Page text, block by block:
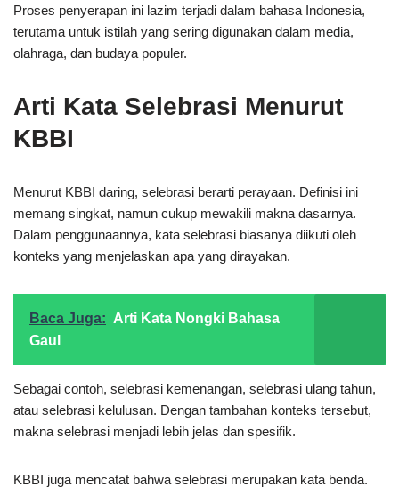
Proses penyerapan ini lazim terjadi dalam bahasa Indonesia,
terutama untuk istilah yang sering digunakan dalam media,
olahraga, dan budaya populer.
Arti Kata Selebrasi Menurut
KBBI
Menurut KBBI daring, selebrasi berarti perayaan. Definisi ini
memang singkat, namun cukup mewakili makna dasarnya.
Dalam penggunaannya, kata selebrasi biasanya diikuti oleh
konteks yang menjelaskan apa yang dirayakan.
Baca Juga: Arti Kata Nongki Bahasa
Gaul
Sebagai contoh, selebrasi kemenangan, selebrasi ulang tahun,
atau selebrasi kelulusan. Dengan tambahan konteks tersebut,
makna selebrasi menjadi lebih jelas dan spesifik.
KBBI juga mencatat bahwa selebrasi merupakan kata benda.